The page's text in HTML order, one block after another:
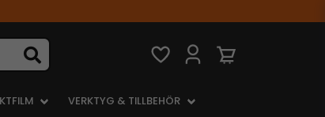
VERKTYG & TILLBEHÖR